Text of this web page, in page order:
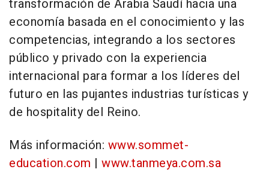
transformación de Arabia Saudí hacia una
economía basada en el conocimiento y las
competencias, integrando a los sectores
público y privado con la experiencia
internacional para formar a los líderes del
futuro en las pujantes industrias turísticas y
de hospitality del Reino.
Más información: www.sommet-
education.com | www.tanmeya.com.sa